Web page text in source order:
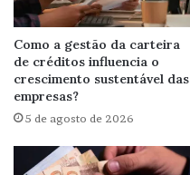
Como a gestão da carteira
de créditos influencia o
crescimento sustentável das
empresas?
5 de agosto de 2026